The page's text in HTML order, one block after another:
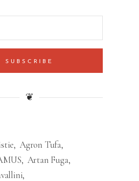
SUBSCRIBE
❦
Agron Tufa
Artan Fuga